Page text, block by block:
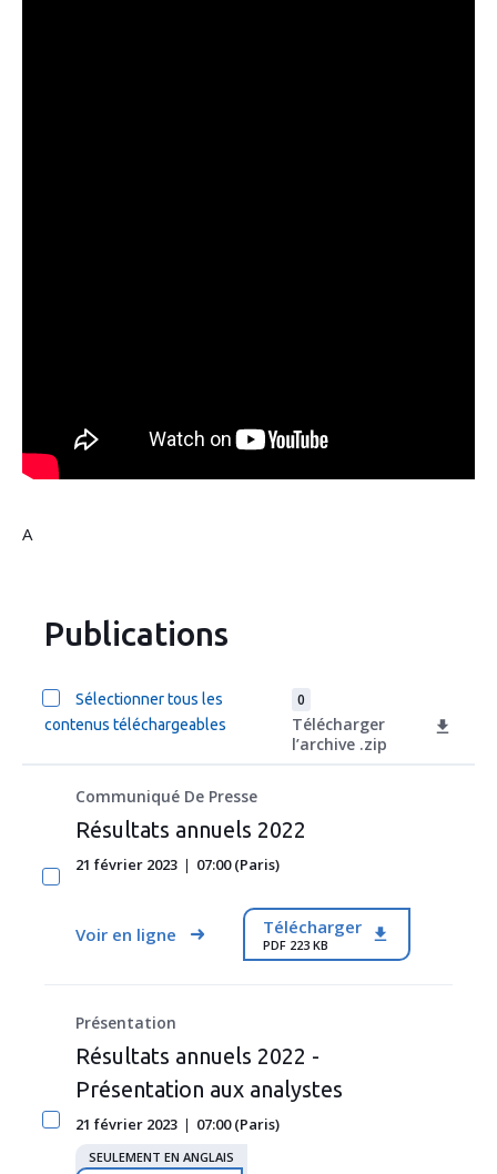
A
Publications
Sélectionner tous les
contenus téléchargeables
0
Télécharger
l’archive .zip
Communiqué De Presse
Résultats annuels 2022
21 février 2023 07:00 (Paris)
Voir en ligne Télécharger
PDF 223 KB
Présentation
Résultats annuels 2022 -
Présentation aux analystes
21 février 2023 07:00 (Paris)
SEULEMENT EN ANGLAIS